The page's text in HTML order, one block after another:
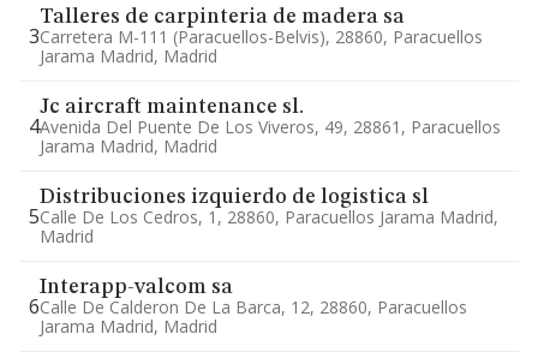
3
Talleres de carpinteria de madera sa
Carretera M-111 (paracuellos-Belvis), 28860, Paracuellos
Jarama Madrid, Madrid
4
Jc aircraft maintenance sl.
Avenida Del Puente De Los Viveros, 49, 28861, Paracuellos
Jarama Madrid, Madrid
5
Distribuciones izquierdo de logistica sl
Calle De Los Cedros, 1, 28860, Paracuellos Jarama Madrid,
Madrid
6
Interapp-valcom sa
Calle De Calderon De La Barca, 12, 28860, Paracuellos
Jarama Madrid, Madrid